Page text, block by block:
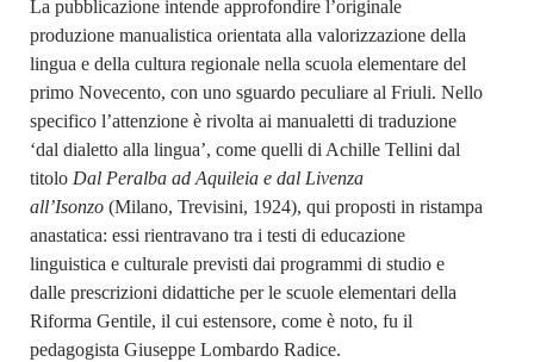
La pubblicazione intende approfondire l’originale
produzione manualistica orientata alla valorizzazione della
lingua e della cultura regionale nella scuola elementare del
primo Novecento, con uno sguardo peculiare al Friuli. Nello
specifico l’attenzione è rivolta ai manualetti di traduzione
‘dal dialetto alla lingua’, come quelli di Achille Tellini dal
titolo Dal Peralba ad Aquileia e dal Livenza
all’Isonzo(Milano, Trevisini, 1924), qui proposti in ristampa
anastatica: essi rientravano tra i testi di educazione
linguistica e culturale previsti dai programmi di studio e
dalle prescrizioni didattiche per le scuole elementari della
Riforma Gentile, il cui estensore, come è noto, fu il
pedagogista Giuseppe Lombardo Radice.